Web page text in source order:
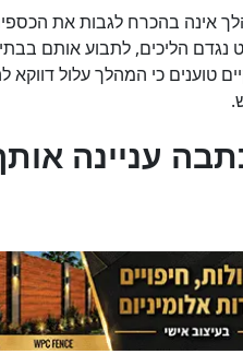
אינה בהכרח לגבות את
נגדם הליכים, לתבוע אותם
טוענים כי המהלך עלול
עניינה